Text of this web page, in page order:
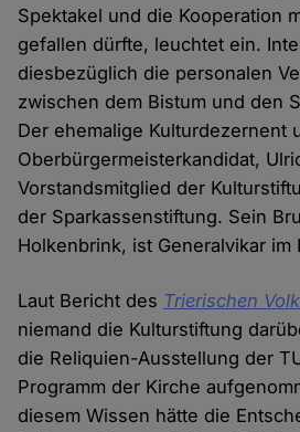
Spektakel und die Kooperation
gefallen dürfte, leuchtet ein.
diesbezüglich die personalen
zwischen dem Bistum und den
Der ehemalige Kulturdezernent
Oberbürgermeisterkandidat,
Vorstandsmitglied der
der Sparkassenstiftung. Sein
Holkenbrink, ist Generalvikar im
Laut Bericht des Trierischen
niemand die Kulturstiftung
die Reliquien-Ausstellung der
Programm der Kirche
diesem Wissen hätte die